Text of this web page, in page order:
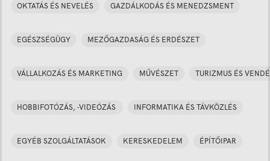
OKTATÁS ÉS NEVELÉS GAZDÁLKODÁS ÉS MENEDZSMENT
EGÉSZSÉGÜGY MEZŐGAZDASÁG ÉS ERDÉSZET
VÁLLALKOZÁS ÉS MARKETING MŰVÉSZET TURIZMUS ÉS
HOBBIFOTÓZÁS, -VIDEÓZÁS INFORMATIKA ÉS TÁVKÖZLÉS
EGYÉB SZOLGÁLTATÁSOK KERESKEDELEM ÉPÍTŐIPAR